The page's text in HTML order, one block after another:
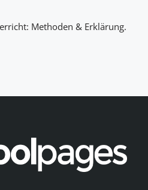
Methoden & Erklärung.